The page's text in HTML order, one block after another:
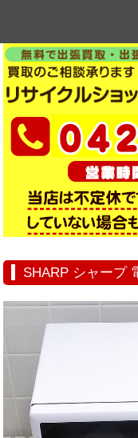
SHARP シャープ